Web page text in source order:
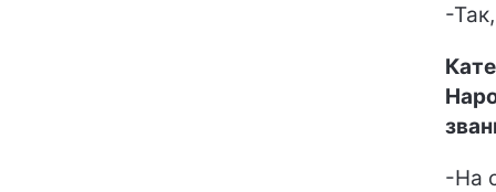
-
-На